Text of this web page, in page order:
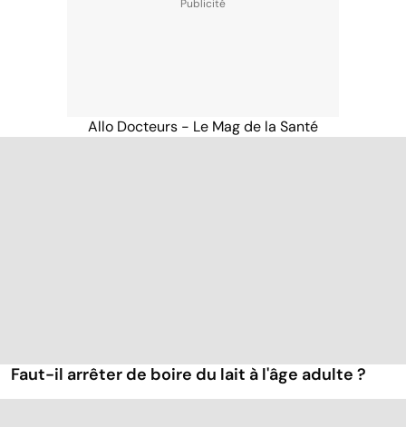
Allo Docteurs - Le Mag de la Santé
Faut-il arrêter de boire du lait à l'âge adulte ?